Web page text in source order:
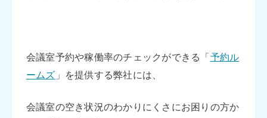
会議室予約や稼働率のチェックができる「予約ル
ームズ 」を提供する弊社には、
会議室の空き状況のわかりにくさにお困りの方か